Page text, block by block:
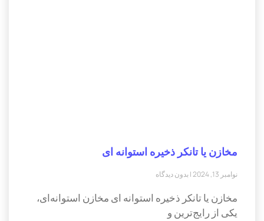
مخازن یا تانکر ذخیره استوانه ای
نوامبر 13, 2024 بدون دیدگاه
مخازن یا تانکر ذخیره استوانه ای مخازن استوانه‌ای،
یکی از رایج‌ترین و